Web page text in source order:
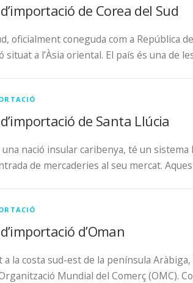
de Corea del Sud
oficialment coneguda com a
situat a l’Àsia oriental. El país és una de
de Santa Llúcia
una nació insular caribenya, té un
de mercaderies al seu mercat.
d’Oman
a la costa sud-est de la península
Organització Mundial del Comerç (OMC).